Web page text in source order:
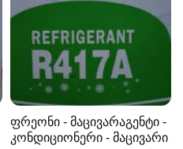
ფრეონი - მაცივარაგენტი -
კონდიციონერი - მაცივარი